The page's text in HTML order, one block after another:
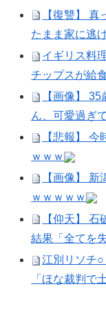
【復讐】
たまま家に逃
イギリス料
チップスが給
【画像】
ん、可愛過ぎ
【悲報】
ｗｗｗ
【画像】
ｗｗｗｗｗ
【仰天】
結果「全てを
江別リソチ
「ほな裁判で